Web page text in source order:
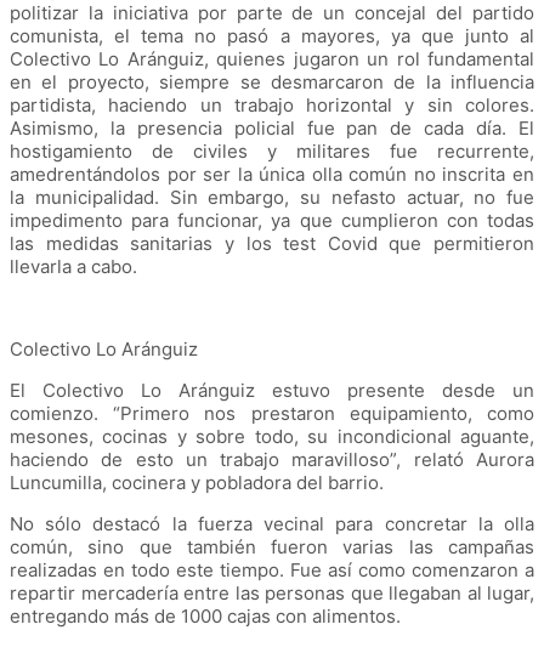
politizar la iniciativa por parte de un concejal del partido
comunista, el tema no pasó a mayores, ya que junto al
Colectivo Lo Aránguiz, quienes jugaron un rol fundamental
en el proyecto, siempre se desmarcaron de la influencia
partidista, haciendo un trabajo horizontal y sin colores.
Asimismo, la presencia policial fue pan de cada día. El
hostigamiento de civiles y militares fue recurrente,
amedrentándolos por ser la única olla común no inscrita en
la municipalidad. Sin embargo, su nefasto actuar, no fue
impedimento para funcionar, ya que cumplieron con todas
las medidas sanitarias y los test Covid que permitieron
llevarla a cabo.
Colectivo Lo Aránguiz
El Colectivo Lo Aránguiz estuvo presente desde un
comienzo. “Primero nos prestaron equipamiento, como
mesones, cocinas y sobre todo, su incondicional aguante,
haciendo de esto un trabajo maravilloso”, relató Aurora
Luncumilla, cocinera y pobladora del barrio.
No sólo destacó la fuerza vecinal para concretar la olla
común, sino que también fueron varias las campañas
realizadas en todo este tiempo. Fue así como comenzaron a
repartir mercadería entre las personas que llegaban al lugar,
entregando más de 1000 cajas con alimentos.